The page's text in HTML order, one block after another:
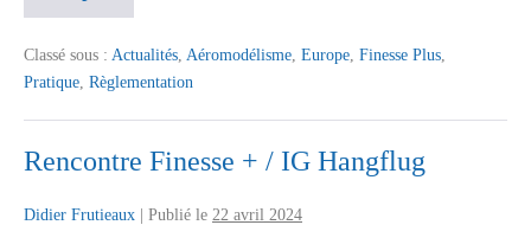
Classé sous : Actualités Aéromodélisme Europe Finesse Plus
Pratique Règlementation
Rencontre Finesse + / IG Hangflug
Didier Frutieaux Publié le 22 avril 2024